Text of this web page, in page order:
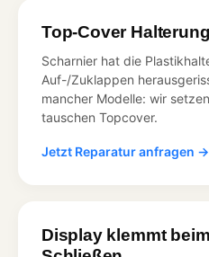
Top-Cover
Scharnier hat die
Auf-/Zuklappen
mancher Modelle: wir
tauschen Topcover.
Jetzt Reparatur anfragen →
Display klemmt